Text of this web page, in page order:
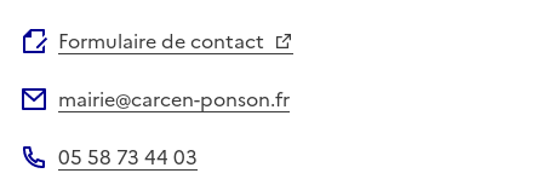
Formulaire de contact
mairie@carcen-ponson.fr
05 58 73 44 03